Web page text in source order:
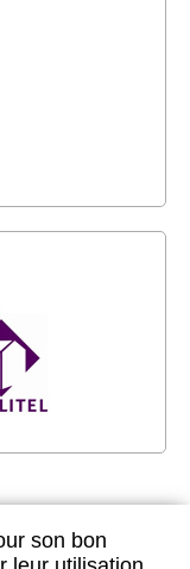
son bon